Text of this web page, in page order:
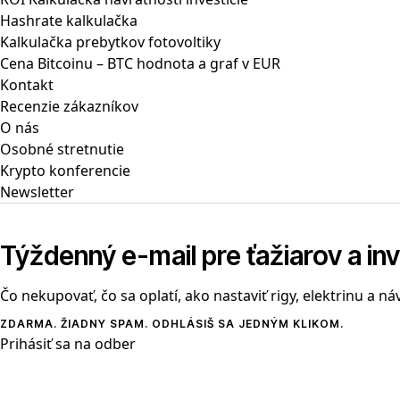
Hashrate kalkulačka
Kalkulačka prebytkov fotovoltiky
Cena Bitcoinu – BTC hodnota a graf v EUR
Kontakt
Recenzie zákazníkov
O nás
Osobné stretnutie
Krypto konferencie
Newsletter
Týždenný e-mail pre ťažiarov a
Čo nekupovať, čo sa oplatí, ako nastaviť rigy, elektrinu a
ZDARMA. ŽIADNY SPAM. ODHLÁSIŠ SA JEDNÝM KLIKOM.
Prihásiť sa na odber